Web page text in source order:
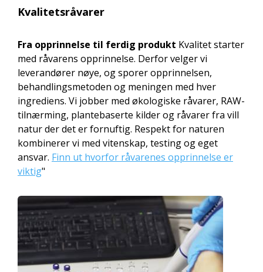
Kvalitetsråvarer
Fra opprinnelse til ferdig produkt Kvalitet starter
med råvarens opprinnelse. Derfor velger vi
leverandører nøye, og sporer opprinnelsen,
behandlingsmetoden og meningen med hver
ingrediens. Vi jobber med økologiske råvarer, RAW-
tilnærming, plantebaserte kilder og råvarer fra vill
natur der det er fornuftig. Respekt for naturen
kombinerer vi med vitenskap, testing og eget
ansvar. Finn ut hvorfor råvarenes opprinnelse er
viktig"